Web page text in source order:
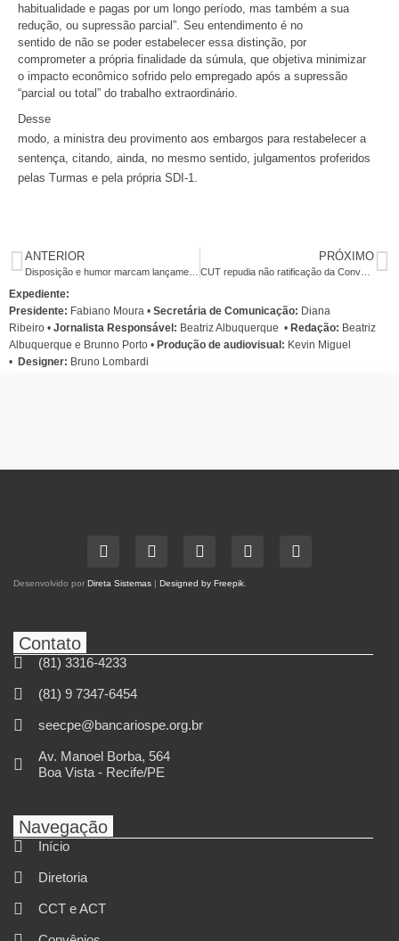
habitualidade e pagas por um longo período, mas também a sua
redução, ou supressão parcial”. Seu entendimento é no
sentido de não se poder estabelecer essa distinção, por
comprometer a própria finalidade da súmula, que objetiva minimizar
o impacto econômico sofrido pelo empregado após a supressão
“parcial ou total” do trabalho extraordinário.
Desse
modo, a ministra deu provimento aos embargos para restabelecer a
sentença, citando, ainda, no mesmo sentido, julgamentos proferidos
pelas Turmas e pela própria SDI-1.
ANTERIOR PRÓXIMO
CUT repudia não ratificação da Convenção 158 em Comissão da Câmara
Expediente:
Presidente: Fabiano Moura • Secretária de Comunicação: Diana
Ribeiro • Jornalista Responsável: Beatriz Albuquerque • Redação: Beatriz
Albuquerque e Brunno Porto • Produção de audiovisual: Kevin Miguel
• Designer: Bruno Lombardi
Desenvolvido por Direta Sistemas Designed by Freepik.
Contato
(81) 3316-4233
(81) 9 7347-6454
seecpe@bancariospe.org.br
Av. Manoel Borba, 564
Boa Vista - Recife/PE
Navegação
Início
Diretoria
CCT e ACT